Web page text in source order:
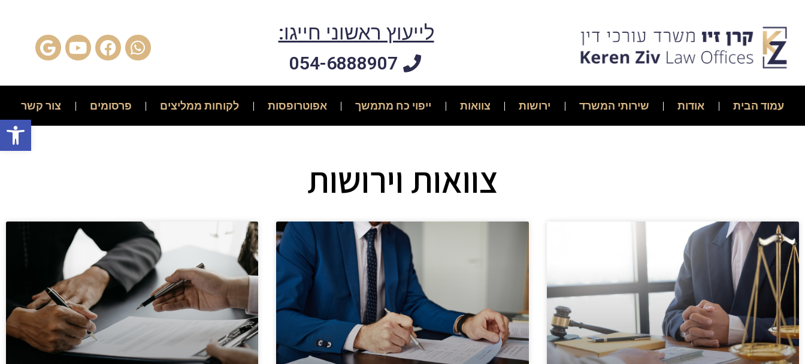
לייעוץ ראשוני חייגו:
054-6888907
עמוד הבית אודות שירותי המשרד ירושות צוואות ייפוי כח מתמשך אפוטרופסות לקוחות ממליצים פרסומים צור קשר
צוואות וירושות